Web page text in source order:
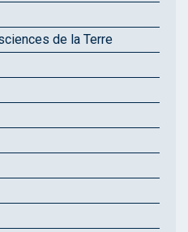
de la Terre